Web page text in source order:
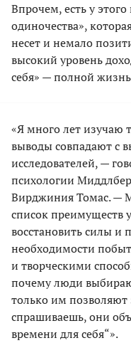
Впрочем, есть у
одиночества»,
несет и немало
высокий уровень
себя» — полной
«Я много лет изучаю
выводы совпадают с
исследователей, —
психологии
Вирджиния Томас. —
список преимуществ
восстановить силы и
необходимости
и творческими
почему люди
только им
спрашиваешь, они
времени для себя“».